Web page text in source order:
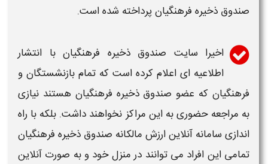
صندوق ذخیره فرهنگیانپرداخته شده است.
اخیرا سایت صندوق ذخیره فرهنگیان با انتشار
اطلاعیه ای اعلام کرده است که تمام بازنشستگان و
فرهنگیان که عضو صندوق ذخیره فرهنگیان هستند نیازی
به مراجعه حضوری به این مراکز نخواهند داشت. بلکه با راه
اندازی سامانه آنلاینارزش مالکانه صندوق ذخیره فرهنگیان
تمامی این افراد می توانند در منزل خود و به صورت آنلاین